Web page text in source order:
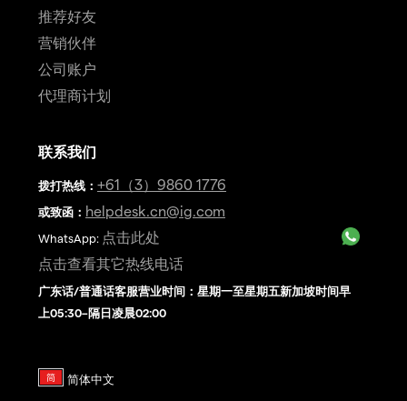
推荐好友
营销伙伴
公司账户
代理商计划
联系我们
拨打热线 ： +61（3）9860 1776
或致函： helpdesk.cn@ig.com
WhatsApp: 点击此处
点击查看其它热线电话
广东话/普通话客服营业时间：星期一至星期五新加坡时间早
上05:30–隔日凌晨02:00